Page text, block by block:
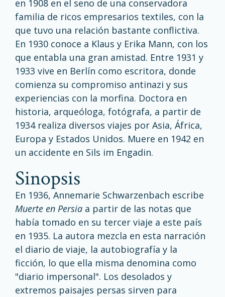
en 1908 en el seno de una conservadora
familia de ricos empresarios textiles, con la
que tuvo una relación bastante conflictiva.
En 1930 conoce a Klaus y Erika Mann, con los
que entabla una gran amistad. Entre 1931 y
1933 vive en Berlín como escritora, donde
comienza su compromiso antinazi y sus
experiencias con la morfina. Doctora en
historia, arqueóloga, fotógrafa, a partir de
1934 realiza diversos viajes por Asia, África,
Europa y Estados Unidos. Muere en 1942 en
un accidente en Sils im Engadin.
sinopsis
En 1936, Annemarie Schwarzenbach escribe
Muerte en Persia a partir de las notas que
había tomado en su tercer viaje a este país
en 1935. La autora mezcla en esta narración
el diario de viaje, la autobiografía y la
ficción, lo que ella misma denomina como
"diario impersonal". Los desolados y
extremos paisajes persas sirven para